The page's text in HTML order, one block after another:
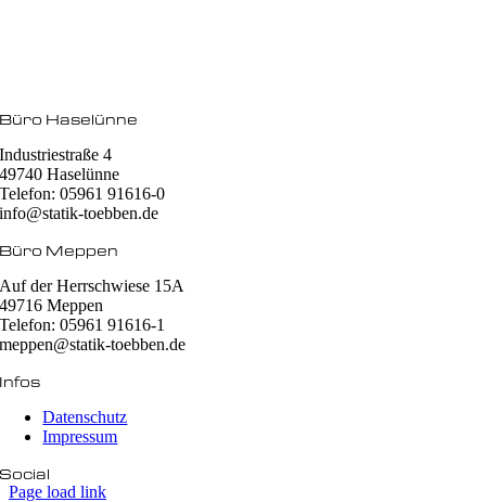
Büro Haselünne
Industriestraße 4
49740 Haselünne
Telefon: 05961 91616-0
info@statik-toebben.de
Büro Meppen
Auf der Herrschwiese 15A
49716 Meppen
Telefon: 05961 91616-1
meppen@statik-toebben.de
Infos
Datenschutz
Impressum
Social
Page load link